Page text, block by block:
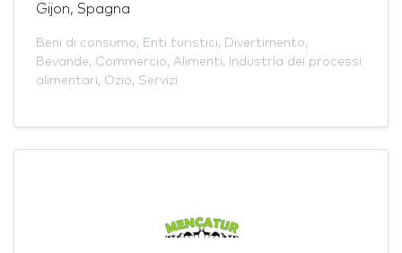
Gijon, Spagna
Beni di consumo, Enti turistici, Divertimento,
Bevande, Commercio, Alimenti,
Industria dei processi
alimentari, Ozio, Servizi